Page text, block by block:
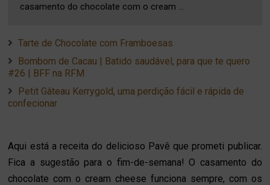
casamento do chocolate com o cream ...
Tarte de Chocolate com Framboesas
Bombom de Cacau | Batido saudável, para que te quero
#26 | BFF na RFM
Petit Gâteau Kerrygold, uma perdição fácil e rápida de
confecionar
Aqui está a receita do delicioso Pavê que prometi publicar.
Fica a sugestão para o fim-de-semana! O casamento do
chocolate com o cream cheese funciona sempre, com os